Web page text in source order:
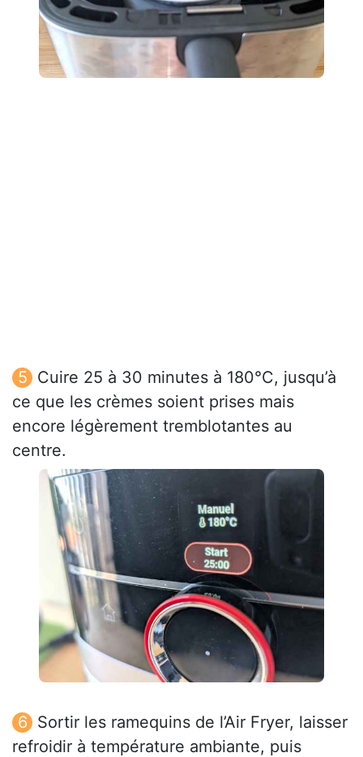
Cuire 25 à 30 minutes à 180°C, jusqu’à
ce que les crèmes soient prises mais
encore légèrement tremblotantes au
centre.
Sortir les ramequins de l’Air Fryer, laisser
refroidir à température ambiante, puis